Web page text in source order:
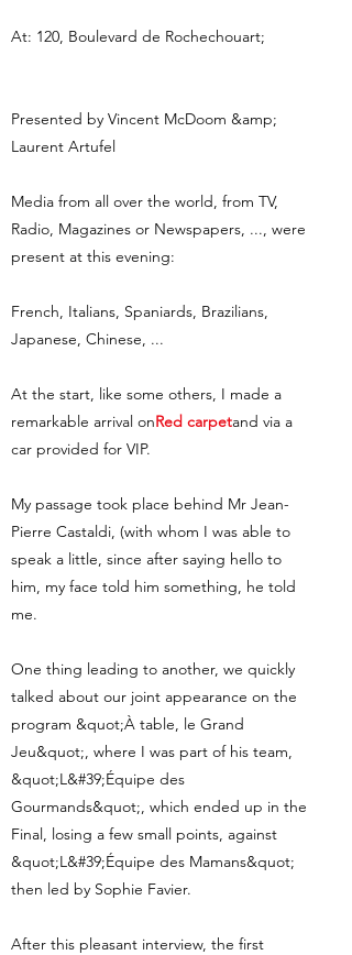
At: 120, Boulevard de Rochechouart;
Presented by Vincent McDoom &amp;
Laurent Artufel
Media from all over the world, from TV,
Radio, Magazines or Newspapers, ..., were
present at this evening:
French, Italians, Spaniards, Brazilians,
Japanese, Chinese, ...
At the start, like some others, I made a
remarkable arrival onRed carpetand via a
car provided for VIP.
My passage took place behind Mr Jean-
Pierre Castaldi, (with whom I was able to
speak a little, since after saying hello to
him, my face told him something, he told
me.
One thing leading to another, we quickly
talked about our joint appearance on the
program &quot;À table, le Grand
Jeu&quot;, where I was part of his team,
&quot;L&#39;Équipe des
Gourmands&quot;, which ended up in the
Final, losing a few small points, against
&quot;L&#39;Équipe des Mamans&quot;
then led by Sophie Favier.
After this pleasant interview, the first